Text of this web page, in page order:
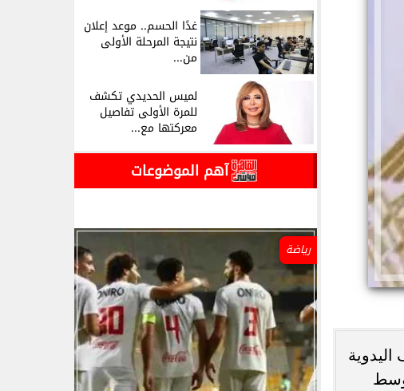
وسط
غدًا الحسم.. موعد إعلان
نتيجة المرحلة الأولى
من...
لميس الحديدي تكشف
للمرة الأولى تفاصيل
معركتها مع...
آهم الموضوعات
رياضة